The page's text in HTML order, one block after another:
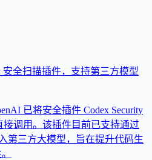
安全扫描插件，支持第三方模型
已将安全插件 Codex Security
调用。该插件目前已支持通过
第三方大模型，旨在提升代码生